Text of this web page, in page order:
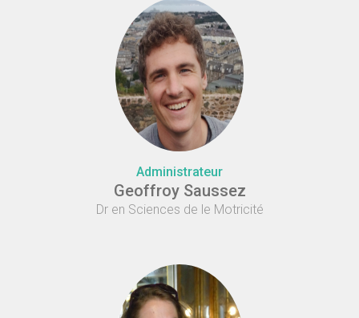
Administrateur
Geoffroy Saussez
Dr en Sciences de le Motricité